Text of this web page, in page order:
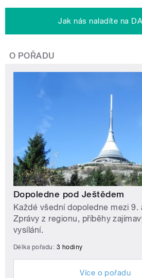
Jak nás naladíte na
O POŘADU
Dopoledne pod Ještědem
Každé všední dopoledne mezi 9.
Zprávy z regionu, příběhy
vysílání.
Délka pořadu: 3 hodiny
Více o pořadu